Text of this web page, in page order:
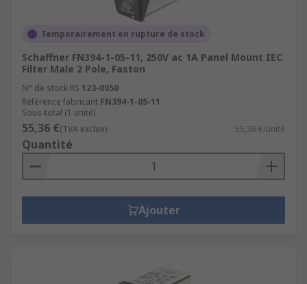
Temporairement en rupture de stock
Schaffner FN394-1-05-11, 250V ac 1A Panel Mount IEC
Filter Male 2 Pole, Faston
N° de stock RS 123-0050
Référence fabricant FN394-1-05-11
Sous-total (1 unité)
55,36 €(TVA exclue) 55,36 €/unité
Quantité
Ajouter